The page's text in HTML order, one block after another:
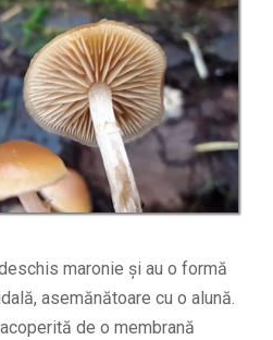
maronie și au o formă
asemănătoare cu o alună.
de o membrană